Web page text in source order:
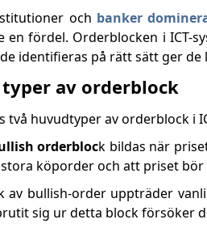
och banker
en fördel. Orderblocken i ICT-
identifieras på rätt sätt ger
av orderblock
två huvudtyper av orderblock i
orderblock bildas när
köporder och att priset
av bullish-order uppträder
sig ur detta block försöker